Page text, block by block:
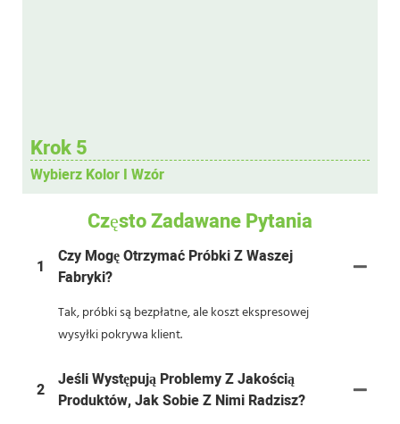
Krok 5
Wybierz Kolor I Wzór
Często Zadawane Pytania
1
Czy Mogę Otrzymać Próbki Z Waszej
Fabryki?
Tak, próbki są bezpłatne, ale koszt ekspresowej
wysyłki pokrywa klient.
2
Jeśli Występują Problemy Z Jakością
Produktów, Jak Sobie Z Nimi Radzisz?